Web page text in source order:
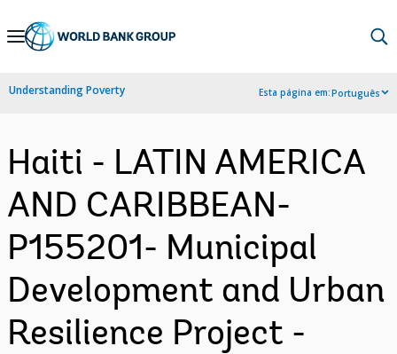
Skip
Navigation
Understanding Poverty Esta página em:Português
Haiti - LATIN AMERICA
AND CARIBBEAN-
P155201- Municipal
Development and Urban
Resilience Project -